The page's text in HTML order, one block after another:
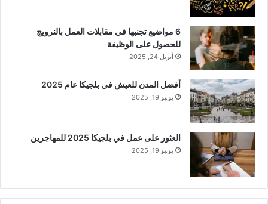
6 مواضيع تجنبها في مقابلات العمل بالنرويج
للحصول على الوظيفة
أبريل 24, 2025
أفضل المدن للعيش في بلجيكا عام 2025
يونيو 19, 2025
العثور على عمل في بلجيكا 2025 للمهاجرين
يونيو 19, 2025